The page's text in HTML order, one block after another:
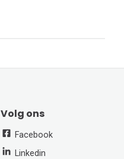
Volg ons
Facebook
Linkedin